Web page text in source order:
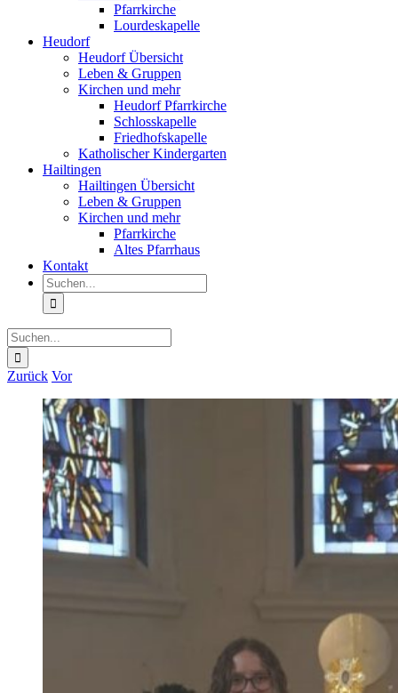
Pfarrkirche
Lourdeskapelle
Heudorf
Heudorf Übersicht
Leben & Gruppen
Kirchen und mehr
Heudorf Pfarrkirche
Schlosskapelle
Friedhofskapelle
Katholischer Kindergarten
Hailtingen
Hailtingen Übersicht
Leben & Gruppen
Kirchen und mehr
Pfarrkirche
Altes Pfarrhaus
Kontakt
Suche
nach:
Suche
nach:
Zurück Vor
Zeige
grösseres
Bild